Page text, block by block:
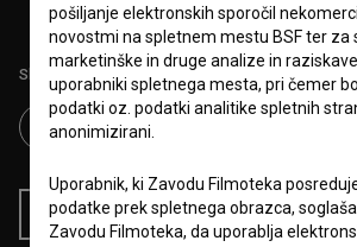
Sledite nam na:
RSS novice RSS dogodki
pošiljanje elektronskih sporočil
novostmi na spletnem mestu BSF ter za
marketinške in druge analize in
uporabniki spletnega mesta, pri čemer
podatki oz. podatki analitike spletnih
anonimizirani.
Uporabnik, ki Zavodu Filmoteka
podatke prek spletnega obrazca,
Zavodu Filmoteka, da uporablja